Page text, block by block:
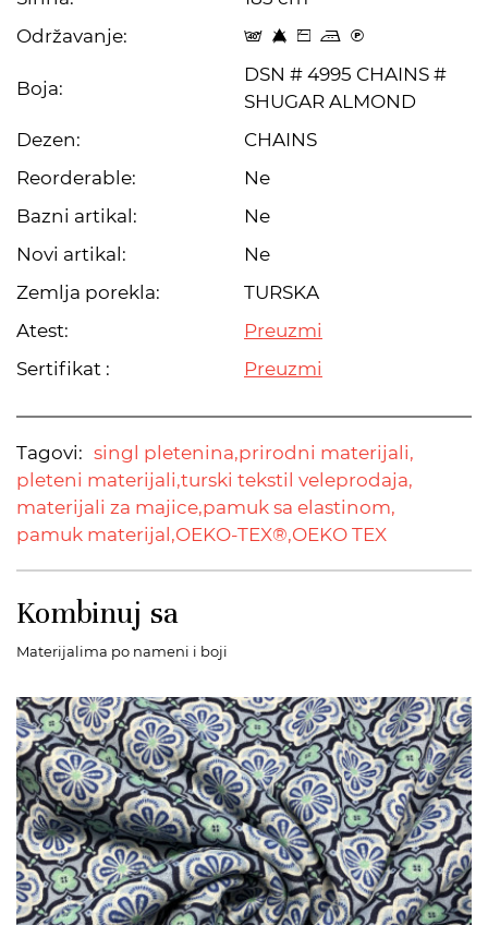
Održavanje:
t 8 Z p C
Boja:
DSN # 4995 CHAINS #
SHUGAR ALMOND
Dezen:
CHAINS
Reorderable:
Ne
Bazni artikal:
Ne
Novi artikal:
Ne
Zemlja porekla:
TURSKA
Atest:
Preuzmi
Sertifikat :
Preuzmi
Tagovi: singl pletenina,prirodni materijali,
pleteni materijali,turski tekstil veleprodaja,
materijali za majice,pamuk sa elastinom,
pamuk materijal,OEKO-TEX®,OEKO TEX
Kombinuj sa
Materijalima po nameni i boji